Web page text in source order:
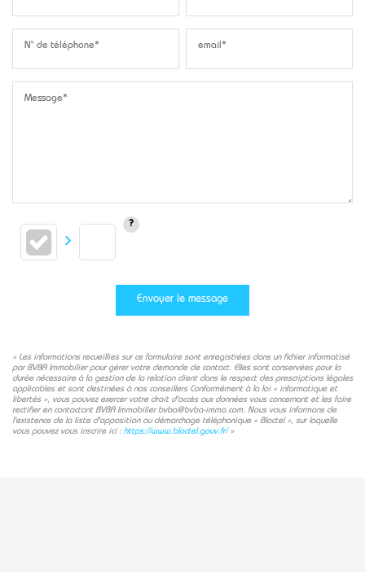
N° de téléphone* email*
Message*
Envoyer le message
« Les informations recueillies sur ce formulaire sont enregistrées dans un fichier informatisé
par BVBA Immobilier pour gérer votre demande de contact. Elles sont conservées pour la
durée nécessaire à la gestion de la relation client dans le respect des prescriptions légales
applicables et sont destinées à nos conseillers Conformément à la loi « informatique et
libertés », vous pouvez exercer votre droit d'accès aux données vous concernant et les faire
rectifier en contactant BVBA Immobilier bvba@bvba-immo.com. Nous vous informons de
l'existence de la liste d'opposition au démarchage téléphonique « Bloctel », sur laquelle
vous pouvez vous inscrire ici : https://www.bloctel.gouv.fr/»